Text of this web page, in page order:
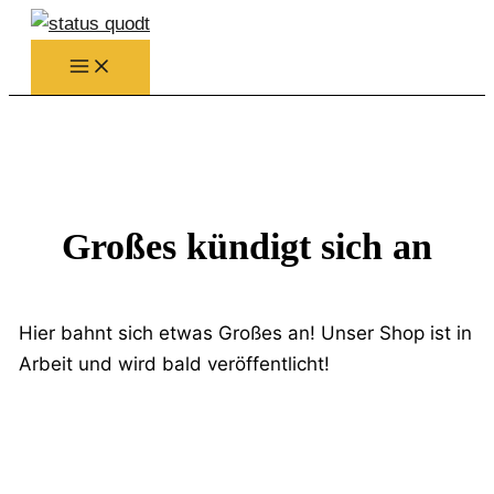
Zum
Inhalt
springen
Großes kündigt sich an
Hier bahnt sich etwas Großes an! Unser Shop ist in
Arbeit und wird bald veröffentlicht!